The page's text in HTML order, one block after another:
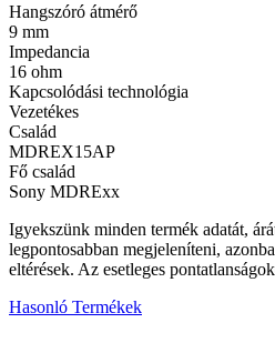
Hangszóró átmérő
9 mm
Impedancia
16 ohm
Kapcsolódási technológia
Vezetékes
Család
MDREX15AP
Fő család
Sony MDRExx
Igyekszünk minden termék adatát,
legpontosabban megjeleníteni,
eltérések. Az esetleges
Hasonló Termékek